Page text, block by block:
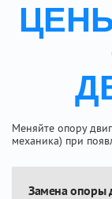
Меняйте опору
механика) при
Замена опоры